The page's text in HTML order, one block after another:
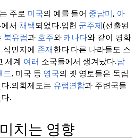
주로 미국의 예를 들어 중남미, 아
서 채택되었다.입헌 군주제(선출된
북유럽과 호주와 캐나다와 같이 평화
식민지에 존재한다.다른 나라들도 스
세계 여러 소국들에서 생겨났다.남
드, 미국 등 영국의 옛 영토들은 독립
.의회제도는 유럽연합과 주변국들
.
치는 영향